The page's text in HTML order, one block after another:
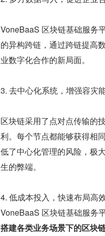
VoneBaaS 区块链基础服务
的异构跨链，通过跨链提高
业数字化合作的新局面。
3. 去中心化系统，增强容灾
区块链采用了点对点传输的
利。每个节点都能够获得相
低了中心化管理的风险，极
生的弊端。
4. 低成本投入，快速布局高
VoneBaaS 区块链基础服务
搭建各类业务场景下的区块